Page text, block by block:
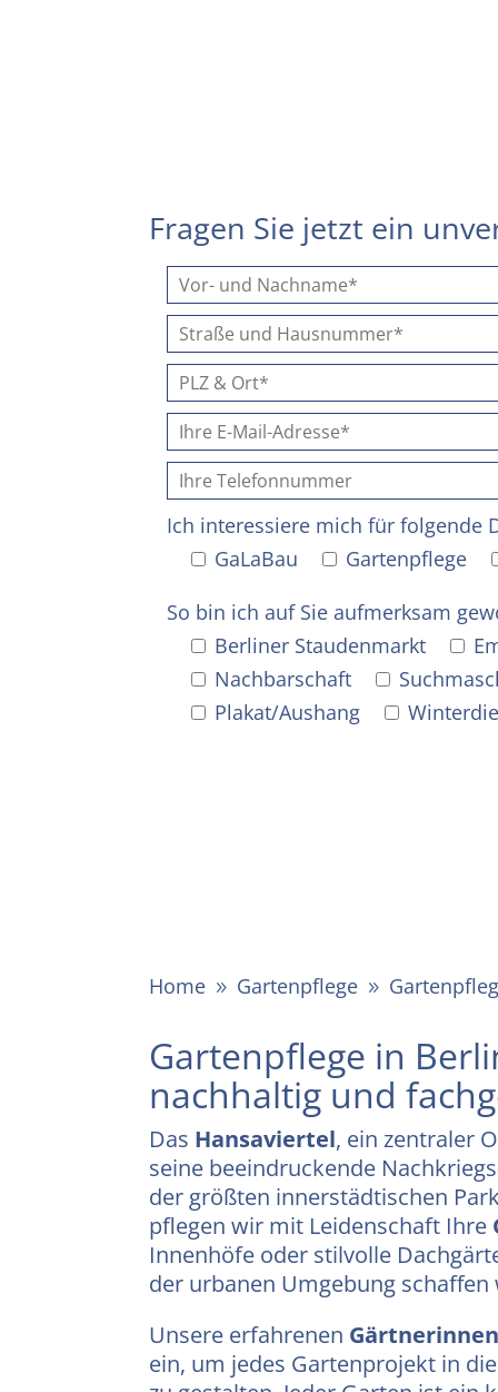
Fragen Sie jetzt ein
Ich interessiere mich für folgende
GaLaBau
Gartenpflege
So bin ich auf Sie aufmerksam
Berliner Staudenmarkt
Nachbarschaft
Plakat/Aushang
Home 9 Gartenpflege 9
Gartenpflege in
nachhaltig und
Das Hansaviertel, ein zentraler
seine beeindruckende
der größten innerstädtischen
pflegen wir mit Leidenschaft Ihre
Innenhöfe oder stilvolle
der urbanen Umgebung
Unsere erfahrenen
ein, um jedes Gartenprojekt in